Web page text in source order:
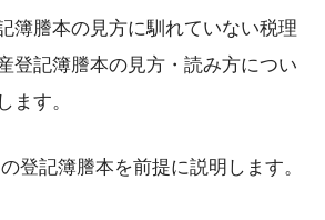
簿謄本の見方に馴れていない税理
登記簿謄本の見方・読み方につい
ます。
登記簿謄本を前提に説明します。